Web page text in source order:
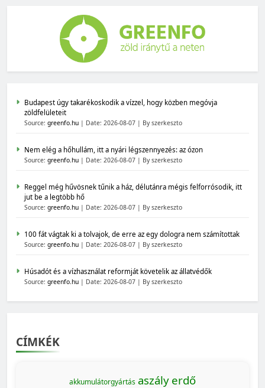
Budapest úgy takarékoskodik a vízzel, hogy közben megóvja
zöldfelületeit
Source: greenfo.hu Date: 2026-08-07 By szerkeszto
Nem elég a hőhullám, itt a nyári légszennyezés: az ózon
Source: greenfo.hu Date: 2026-08-07 By szerkeszto
Reggel még hűvösnek tűnik a ház, délutánra mégis felforrósodik, itt
jut be a legtöbb hő
Source: greenfo.hu Date: 2026-08-07 By szerkeszto
100 fát vágtak ki a tolvajok, de erre az egy dologra nem számítottak
Source: greenfo.hu Date: 2026-08-07 By szerkeszto
Húsadót és a vízhasználat reformját követelik az állatvédők
Source: greenfo.hu Date: 2026-08-07 By szerkeszto
CÍMKÉK
akkumulátorgyártás aszály erdő